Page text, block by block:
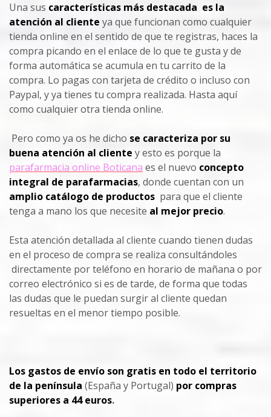
Una sus características más destacada es la
atención al cliente ya que funcionan como cualquier
tienda online en el sentido de que te registras, haces la
compra picando en el enlace de lo que te gusta y de
forma automática se acumula en tu carrito de la
compra. Lo pagas con tarjeta de crédito o incluso con
Paypal, y ya tienes tu compra realizada. Hasta aquí
como cualquier otra tienda online.
Pero como ya os he dicho se caracteriza por su
buena atención al cliente y esto es porque la
parafarmacia online Boticana es el nuevo concepto
integral de parafarmacias, donde cuentan con un
amplio catálogo de productos para que el cliente
tenga a mano los que necesite al mejor precio.
Esta atención detallada al cliente cuando tienen dudas
en el proceso de compra se realiza consultándoles
directamente por teléfono en horario de mañana o por
correo electrónico si es de tarde, de forma que todas
las dudas que le puedan surgir al cliente quedan
resueltas en el menor tiempo posible.
Los gastos de envío son gratis en todo el territorio
de la península (España y Portugal) por compras
superiores a 44 euros.